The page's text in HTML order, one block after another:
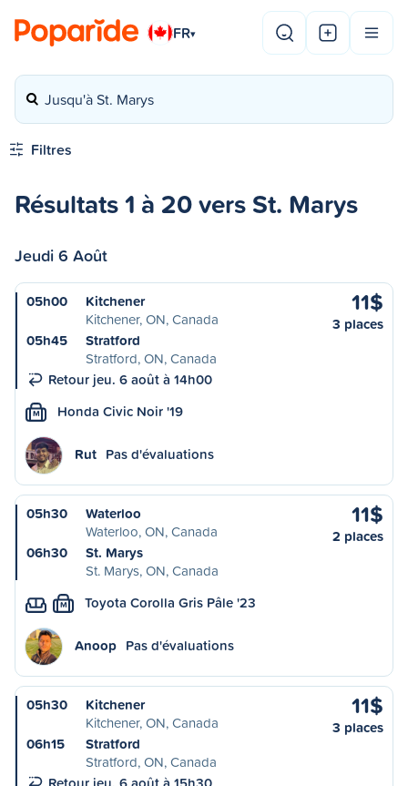
FR▾
Jusqu'à St. Marys
Filtres
Résultats 1 à 20 vers St. Marys
Jeudi 6 Août
05h00
Kitchener
Kitchener, ON, Canada
05h45
Stratford
Stratford, ON, Canada
Retour jeu. 6 août à 14h00
11$
3 places
M Honda Civic Noir '19
Rut Pas d'évaluations
05h30
Waterloo
Waterloo, ON, Canada
06h30
St. Marys
St. Marys, ON, Canada
11$
2 places
M Toyota Corolla Gris Pâle '23
Anoop Pas d'évaluations
05h30
Kitchener
Kitchener, ON, Canada
06h15
Stratford
Stratford, ON, Canada
11$
3 places